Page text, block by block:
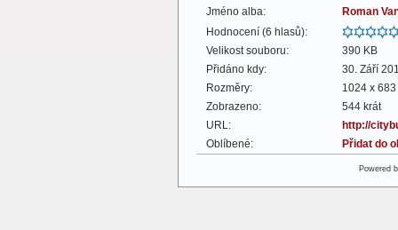
Jméno alba:
Roman
Hodnocení (6 hlasů):
Velikost souboru:
390 KB
Přidáno kdy:
30. Září
Rozměry:
1024 x
Zobrazeno:
544 krát
URL:
http://
Oblíbené:
Přidat do
Powered